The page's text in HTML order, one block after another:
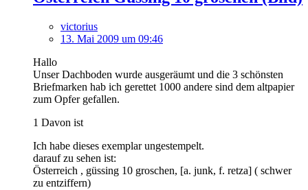
victorius
13. Mai 2009 um 09:46
Hallo
Unser Dachboden wurde ausgeräumt und die 3 schönsten
Briefmarken hab ich gerettet 1000 andere sind dem altpapier
zum Opfer gefallen.
1 Davon ist
Ich habe dieses exemplar ungestempelt.
darauf zu sehen ist:
Österreich , güssing 10 groschen, [a. junk, f. retza] ( schwer
zu entziffern)